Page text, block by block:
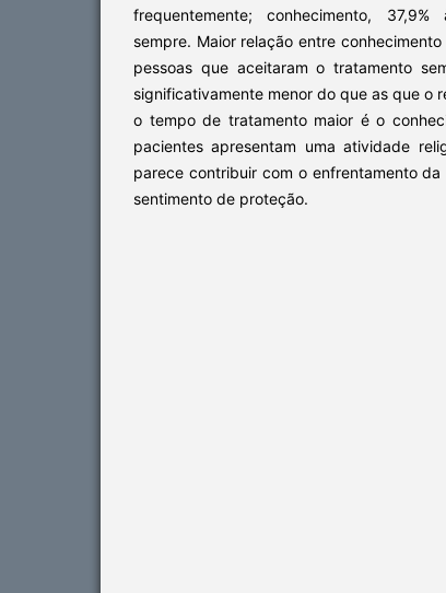
frequentemente; conhecimento,
sempre. Maior relação entre
pessoas que aceitaram o tratamento
significativamente menor do que as que o
o tempo de tratamento maior é o
pacientes apresentam uma atividade
parece contribuir com o enfrentamento
sentimento de proteção.